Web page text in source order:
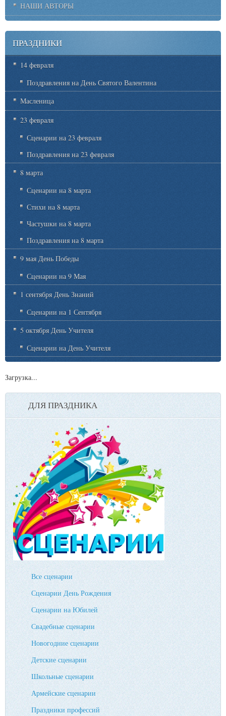
НАШИ АВТОРЫ
ПРАЗДНИКИ
14 февраля
Поздравления на День Святого Валентина
Масленица
23 февраля
Сценарии на 23 февраля
Поздравления на 23 февраля
8 марта
Сценарии на 8 марта
Стихи на 8 марта
Частушки на 8 марта
Поздравления на 8 марта
9 мая День Победы
Сценарии на 9 Мая
1 сентября День Знаний
Сценарии на 1 Сентября
5 октября День Учителя
Сценарии на День Учителя
Загрузка...
ДЛЯ ПРАЗДНИКА
Все сценарии
Сценарии День Рождения
Сценарии на Юбилей
Свадебные сценарии
Новогодние сценарии
Детские сценарии
Школьные сценарии
Армейские сценарии
Праздники профессий